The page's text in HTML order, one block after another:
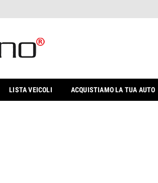
LISTA VEICOLI ACQUISTIAMO LA TUA AUTO